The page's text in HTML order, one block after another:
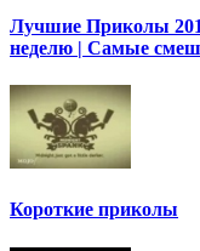
Лучшие Приколы
неделю | Самые
Короткие приколы